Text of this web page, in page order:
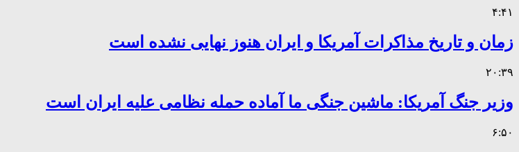
۴:۴۱
زمان و تاریخ مذاکرات آمریکا و ایران هنوز نهایی نشده است
۲۰:۳۹
وزیر جنگ آمریکا: ماشین جنگی ما آماده حمله نظامی علیه ایران است
۶:۵۰